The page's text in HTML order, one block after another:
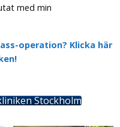
med min
operation? Klicka här
Stockholm